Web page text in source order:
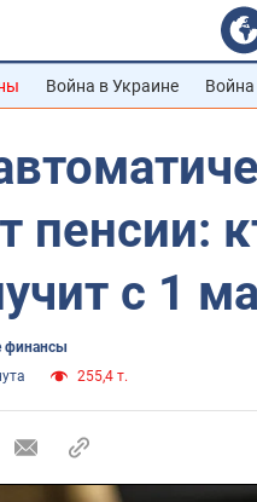
Война в Украине
пенсии:
с 1
финансы
255,4 т.